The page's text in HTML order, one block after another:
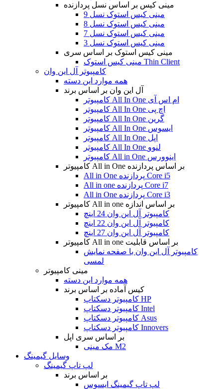
مینی کیس بر اساس نسل پردازنده
مینی کیس استوک نسل 9
مینی کیس استوک نسل 8
مینی کیس استوک نسل 7
مینی کیس استوک نسل 3
مینی کیس استوک بر اساس سری
مینی کیس استوک Thin Client
کامپیوتر آل این وان
همه موارد این دسته
آل این وان بر اساس برند
کامپیوتر All In One ام اس آی
کامپیوتر All In One اچ پی
کامپیوتر All In One گرین
کامپیوتر All In One ایسوس
کامپیوتر All In One اپل
کامپیوتر All In One لنوو
کامپیوتر All in One اینوورس
کامپیوتر All in One بر اساس پردازنده
All in One پردازنده Core i5
All in one پردازنده Core i7
All in One پردازنده Core i3
کامپیوتر All in one بر اساس اندازه
کامپیوتر آل این وان 24 اینچ
کامپیوتر آل این وان 22 اینچ
کامپیوتر آل این وان 27 اینچ
کامپیوتر All in one بر اساس قابلیت
کامپیوتر آل این وان با صفحه نمایش
لمسی
مینی کامپیوتر
همه موارد این دسته
کیس آماده بر اساس برند
کامپیوتر دسکتاپ HP
کامپیوتر دسکتاپ Intel
کامپیوتر دسکتاپ Asus
کامپیوتر دسکتاپ Innovers
بر اساس سری اپل
مک مینی M2
وسایل گیمینگ
لپ تاپ گیمینگ
بر اساس برند
لپ تاپ گیمینگ ایسوس